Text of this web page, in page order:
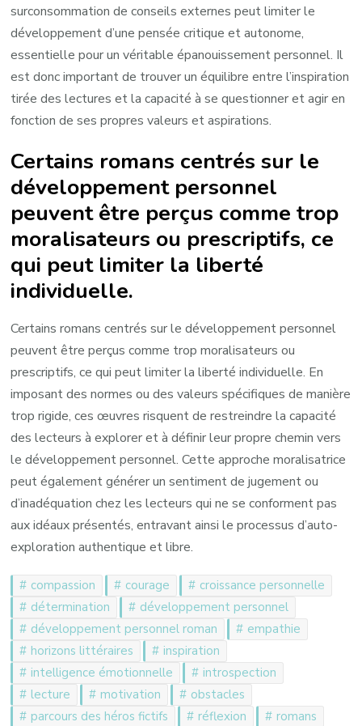
surconsommation de conseils externes peut limiter le
développement d’une pensée critique et autonome,
essentielle pour un véritable épanouissement personnel. Il
est donc important de trouver un équilibre entre l’inspiration
tirée des lectures et la capacité à se questionner et agir en
fonction de ses propres valeurs et aspirations.
Certains romans centrés sur le
développement personnel
peuvent être perçus comme trop
moralisateurs ou prescriptifs, ce
qui peut limiter la liberté
individuelle.
Certains romans centrés sur le développement personnel
peuvent être perçus comme trop moralisateurs ou
prescriptifs, ce qui peut limiter la liberté individuelle. En
imposant des normes ou des valeurs spécifiques de manière
trop rigide, ces œuvres risquent de restreindre la capacité
des lecteurs à explorer et à définir leur propre chemin vers
le développement personnel. Cette approche moralisatrice
peut également générer un sentiment de jugement ou
d’inadéquation chez les lecteurs qui ne se conforment pas
aux idéaux présentés, entravant ainsi le processus d’auto-
exploration authentique et libre.
compassion courage
croissance personnelle
détermination
développement personnel
développement personnel roman
empathie
horizons littéraires
inspiration
intelligence émotionnelle
introspection
lecture
motivation
obstacles
parcours des héros fictifs
réflexion romans